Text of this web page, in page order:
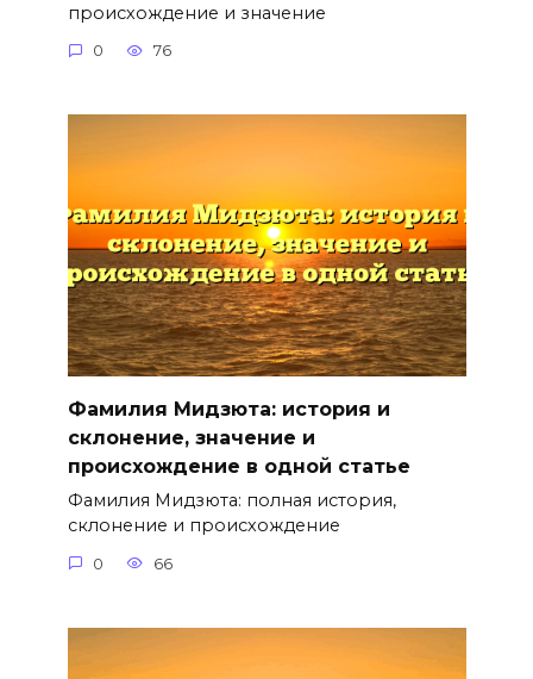
происхождение и значение
0 76
Фамилия Мидзюта: история и
склонение, значение и
происхождение в одной статье
Фамилия Мидзюта: полная история,
склонение и происхождение
0 66